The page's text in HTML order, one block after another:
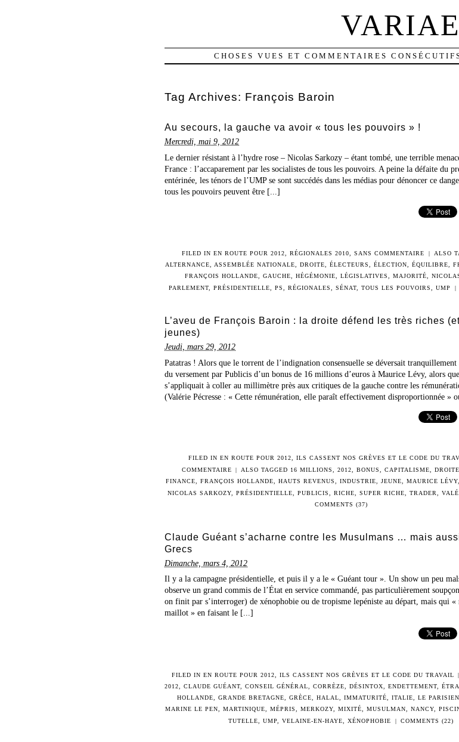
VARIAE
CHOSES VUES ET COMMENTAIRES
Tag Archives: François Baroin
Au secours, la gauche va avoir « tous les pouvoirs » !
Mercredi, mai 9, 2012
Le dernier résistant à l’hydre rose – Nicolas Sarkozy – étant tombé, une terrible
France : l’accaparement par les socialistes de tous les pouvoirs. A peine la défaite du
entérinée, les ténors de l’UMP se sont succédés dans les médias pour dénoncer ce
tous les pouvoirs peuvent être [...]
FILED INEN ROUTE POUR 2012 ,RÉGIONALES 2010 ,SANS COMMENTAIRE | ALSO
ALTERNANCE
ASSEMBLÉE NATIONALE DROITE ÉLECTEURS ÉLECTION ÉQUILIBRE
FRANÇOIS HOLLANDE
GAUCHE HÉGÉMONIE LÉGISLATIVES MAJORITÉ
PARLEMENT ,PRÉSIDENTIELLE ,PS ,RÉGIONALES ,SÉNAT ,TOUS LES POUVOIRS ,UMP |
L’aveu de François Baroin : la droite défend les très riches
jeunes)
Jeudi, mars 29, 2012
Patatras ! Alors que le torrent de l’indignation consensuelle se déversait tranquillement
du versement par Publicis d’un bonus de 16 millions d’euros à Maurice Lévy, alors
s’appliquait à coller au millimètre près aux critiques de la gauche contre les
(Valérie Pécresse : « Cette rémunération, elle paraît effectivement disproportionnée »
FILED IN EN ROUTE POUR 2012 ILS CASSENT NOS GRÈVES ET LE CODE DU
COMMENTAIRE
| ALSO TAGGED 16 MILLIONS ,2012 ,BONUS ,CAPITALISME ,DROITE
FINANCE
FRANÇOIS HOLLANDE HAUTS REVENUS INDUSTRIE JEUNE MAURICE LÉVY
NICOLAS SARKOZY ,PRÉSIDENTIELLE ,PUBLICIS ,RICHE ,SUPER RICHE ,TRADER ,
COMMENTS (37)
Claude Guéant s’acharne contre les Musulmans … mais
Grecs
Dimanche, mars 4, 2012
Il y a la campagne présidentielle, et puis il y a le « Guéant tour ». Un show un peu
observe un grand commis de l’État en service commandé, pas particulièrement
on finit par s’interroger) de xénophobie ou de tropisme lepéniste au départ, mais qui
maillot » en faisant le [...]
FILED IN EN ROUTE POUR 2012 ILS CASSENT NOS GRÈVES ET LE CODE DU TRAVAIL |
2012
CLAUDE GUÉANT CONSEIL GÉNÉRAL CORRÈZE DÉSINTOX ENDETTEMENT
HOLLANDE
GRANDE BRETAGNE GRÈCE HALAL IMMATURITÉ ITALIE LE PARISIEN
MARINE LE PEN
MARTINIQUE MÉPRIS MERKOZY MIXITÉ MUSULMAN NANCY
TUTELLE
,UMP ,VELAINE-EN-HAYE ,XÉNOPHOBIE | COMMENTS (22)